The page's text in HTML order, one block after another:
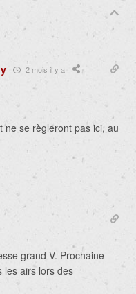
2 mois il y a
ne se règleront pas ici, au
grand V. Prochaine
les airs lors des